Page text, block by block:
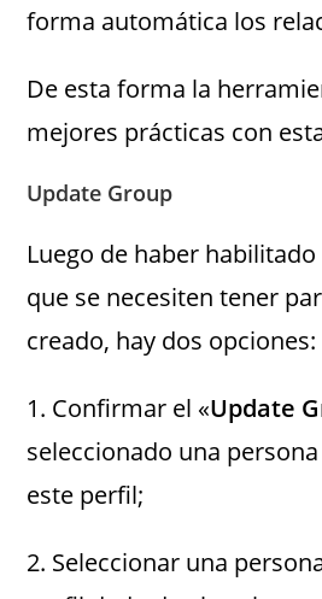
forma automática los
De esta forma la
mejores prácticas con
Update Group
Luego de haber habilitado
que se necesiten tener
creado, hay dos opciones:
1. Confirmar el «Update
seleccionado una
este perfil;
2. Seleccionar una